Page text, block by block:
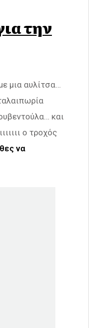
την
μια αυλίτσα…
και
ο τροχός
να